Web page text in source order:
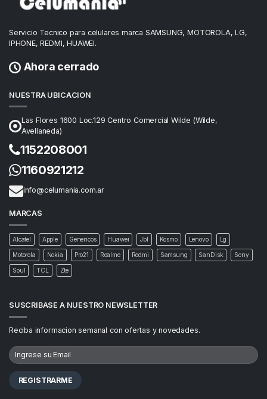
Servicio Tecnico para celulares marca SAMSUNG, MOTOROLA, LG,
IPHONE, REDMI, HUAWEI.
Ahora cerrado
NUESTRA UBICACION
Las Flores 1600 Loc.129 Centro Comercial Wilde (Wilde,
Avellaneda)
1152208001
1160921212
info@celumania.com.ar
MARCAS
Alcatel Apple Genericos Huawei Jbl Kosmo Lenovo Lg
Motorola Nokia Pro21 Realme Redmi Samsung SanDisk Sony
Soul TCL Zte
SUSCRIBASE A NUESTRO NEWSLETTER
Reciba informacion semanal con ofertas y novedades.